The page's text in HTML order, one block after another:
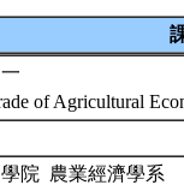
of Agricultural
院 農業經濟學系